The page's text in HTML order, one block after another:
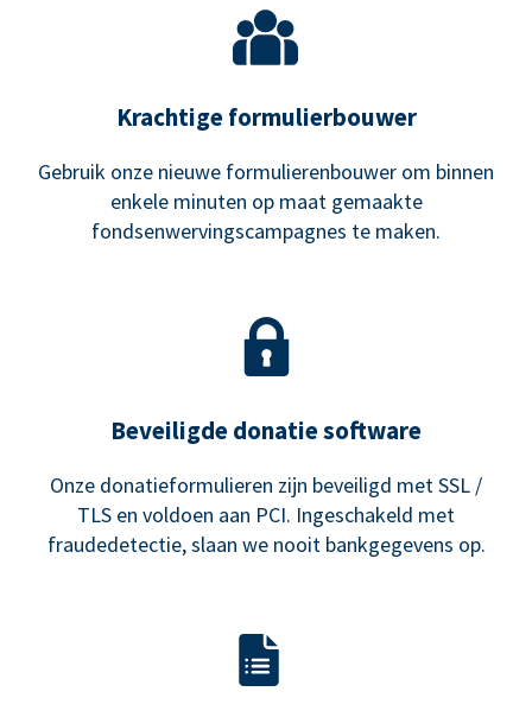
Krachtige formulierbouwer
Gebruik onze nieuwe formulierenbouwer om binnen
enkele minuten op maat gemaakte
fondsenwervingscampagnes te maken.
Beveiligde donatie software
Onze donatieformulieren zijn beveiligd met SSL /
TLS en voldoen aan PCI. Ingeschakeld met
fraudedetectie, slaan we nooit bankgegevens op.